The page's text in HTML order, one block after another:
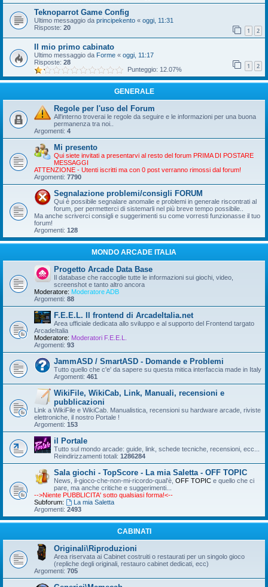
Teknoparrot Game Config
Ultimo messaggio da principekento « oggi, 11:31
Risposte: 20 1 2
Il mio primo cabinato
Ultimo messaggio da Forme « oggi, 11:17
Risposte: 28 1 2
Punteggio: 12.07%
GENERALE
Regole per l'uso del Forum
All'interno troverai le regole da seguire e le informazioni per una buona
permanenza tra noi..
Argomenti: 4
Mi presento
Qui siete invitati a presentarvi al resto del forum PRIMA DI POSTARE
MESSAGGI
ATTENZIONE - Utenti iscritti ma con 0 post verranno rimossi dal forum!
Argomenti: 7790
Segnalazione problemi/consigli FORUM
Qui è possibile segnalare anomalie e problemi in generale riscontrati al
forum, per permetterci di sistemarli nel più breve tempo possibile..
Ma anche scriverci consigli e suggerimenti su come vorresti funzionasse il tuo
forum!
Argomenti: 128
MONDO ARCADE ITALIA
Progetto Arcade Data Base
Il database che raccoglie tutte le informazioni sui giochi, video,
screenshot e tanto altro ancora
Moderatore: Moderatore ADB
Argomenti: 88
F.E.E.L. Il frontend di ArcadeItalia.net
Area ufficiale dedicata allo sviluppo e al supporto del Frontend targato
ArcadeItalia
Moderatore: Moderatori F.E.E.L.
Argomenti: 93
JammASD / SmartASD - Domande e Problemi
Tutto quello che c'e' da sapere su questa mitica interfaccia made in Italy
Argomenti: 461
WikiFile, WikiCab, Link, Manuali, recensioni e
pubblicazioni
Link a WikiFile e WikiCab. Manualistica, recensioni su hardware arcade, riviste
elettroniche, il nostro Portale !
Argomenti: 153
il Portale
Tutto sul mondo arcade: guide, link, schede tecniche, recensioni, ecc...
Reindirizzamenti totali: 1286284
Sala giochi - TopScore - La mia Saletta - OFF TOPIC
News, il-gioco-che-non-mi-ricordo-qual'è, OFF TOPIC e quello che ci
pare, ma anche critiche e suggerimenti...
-->Niente PUBBLICITA' sotto qualsiasi forma!<--
Subforum:
La mia Saletta
Argomenti: 2493
CABINATI
Originali\Riproduzioni
Area riservata ai Cabinet costruiti o restaurati per un singolo gioco
(repliche degli originali, restauro cabinet dedicati, ecc)
Argomenti: 705